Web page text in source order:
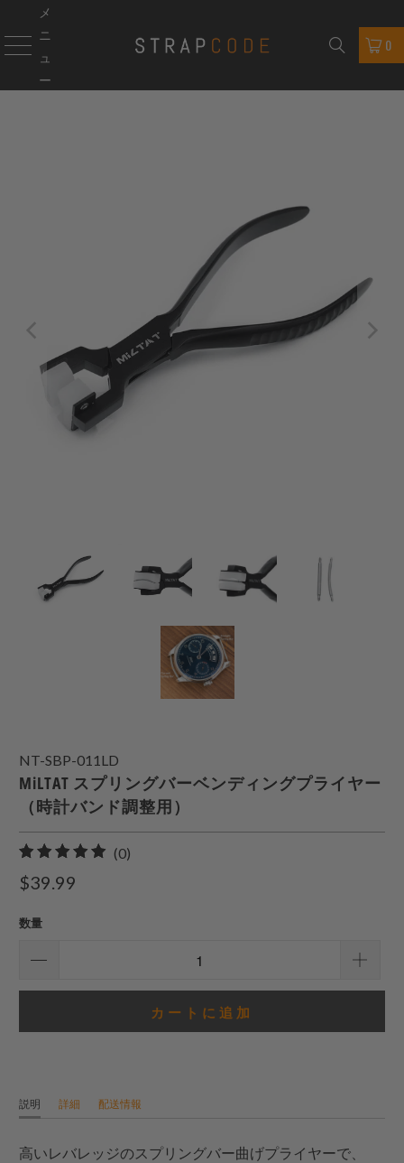
メ
ニ
ュ
ー
0
NT-SBP-011LD
MiLTAT スプリングバーベンディングプライヤー
（時計バンド調整用）
(0)
ー
$39.99
数量
カートに追加
説明 詳細 配送情報
高いレバレッジのスプリングバー曲げプライヤーで、